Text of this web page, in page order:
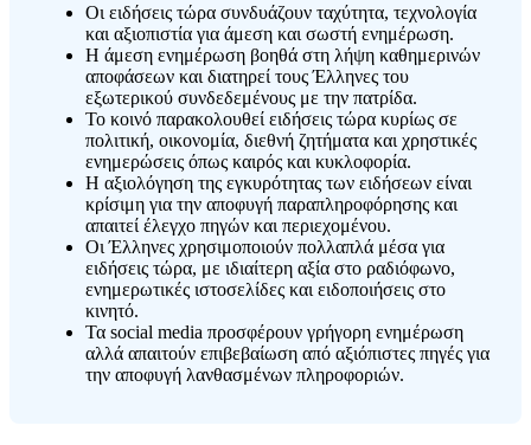
Οι ειδήσεις τώρα συνδυάζουν ταχύτητα, τεχνολογία
και αξιοπιστία για άμεση και σωστή ενημέρωση.
Η άμεση ενημέρωση βοηθά στη λήψη καθημερινών
αποφάσεων και διατηρεί τους Έλληνες του
εξωτερικού συνδεδεμένους με την πατρίδα.
Το κοινό παρακολουθεί ειδήσεις τώρα κυρίως σε
πολιτική, οικονομία, διεθνή ζητήματα και χρηστικές
ενημερώσεις όπως καιρός και κυκλοφορία.
Η αξιολόγηση της εγκυρότητας των ειδήσεων είναι
κρίσιμη για την αποφυγή παραπληροφόρησης και
απαιτεί έλεγχο πηγών και περιεχομένου.
Οι Έλληνες χρησιμοποιούν πολλαπλά μέσα για
ειδήσεις τώρα, με ιδιαίτερη αξία στο ραδιόφωνο,
ενημερωτικές ιστοσελίδες και ειδοποιήσεις στο
κινητό.
Τα social media προσφέρουν γρήγορη ενημέρωση
αλλά απαιτούν επιβεβαίωση από αξιόπιστες πηγές για
την αποφυγή λανθασμένων πληροφοριών.